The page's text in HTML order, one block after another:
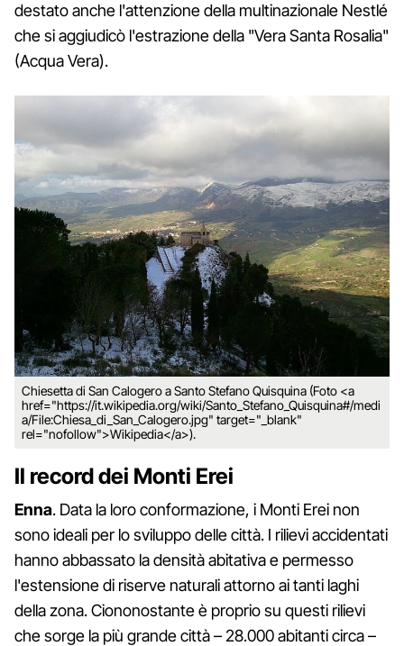
destato anche l'attenzione della multinazionale Nestlé
che si aggiudicò l'estrazione della "Vera Santa Rosalia"
(Acqua Vera).
Chiesetta di San Calogero a Santo Stefano Quisquina (Foto <a
href="https://it.wikipedia.org/wiki/Santo_Stefano_Quisquina#/medi
a/File:Chiesa_di_San_Calogero.jpg" target="_blank"
rel="nofollow">Wikipedia</a>).
Il record dei Monti Erei
Enna. Data la loro conformazione, i Monti Erei non
sono ideali per lo sviluppo delle città. I rilievi accidentati
hanno abbassato la densità abitativa e permesso
l'estensione di riserve naturali attorno ai tanti laghi
della zona. Ciononostante è proprio su questi rilievi
che sorge la più grande città – 28.000 abitanti circa –